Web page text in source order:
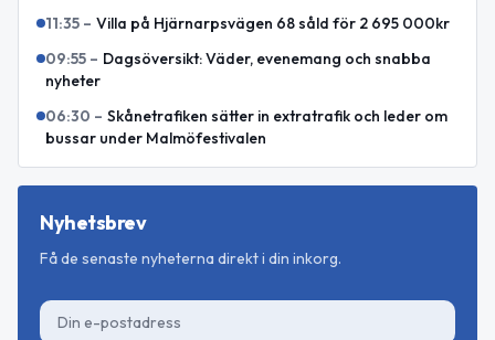
11:35 – Villa på Hjärnarpsvägen 68 såld för 2 695 000kr
09:55 – Dagsöversikt: Väder, evenemang och snabba
nyheter
06:30 – Skånetrafiken sätter in extratrafik och leder om
bussar under Malmöfestivalen
Nyhetsbrev
Få de senaste nyheterna direkt i din inkorg.